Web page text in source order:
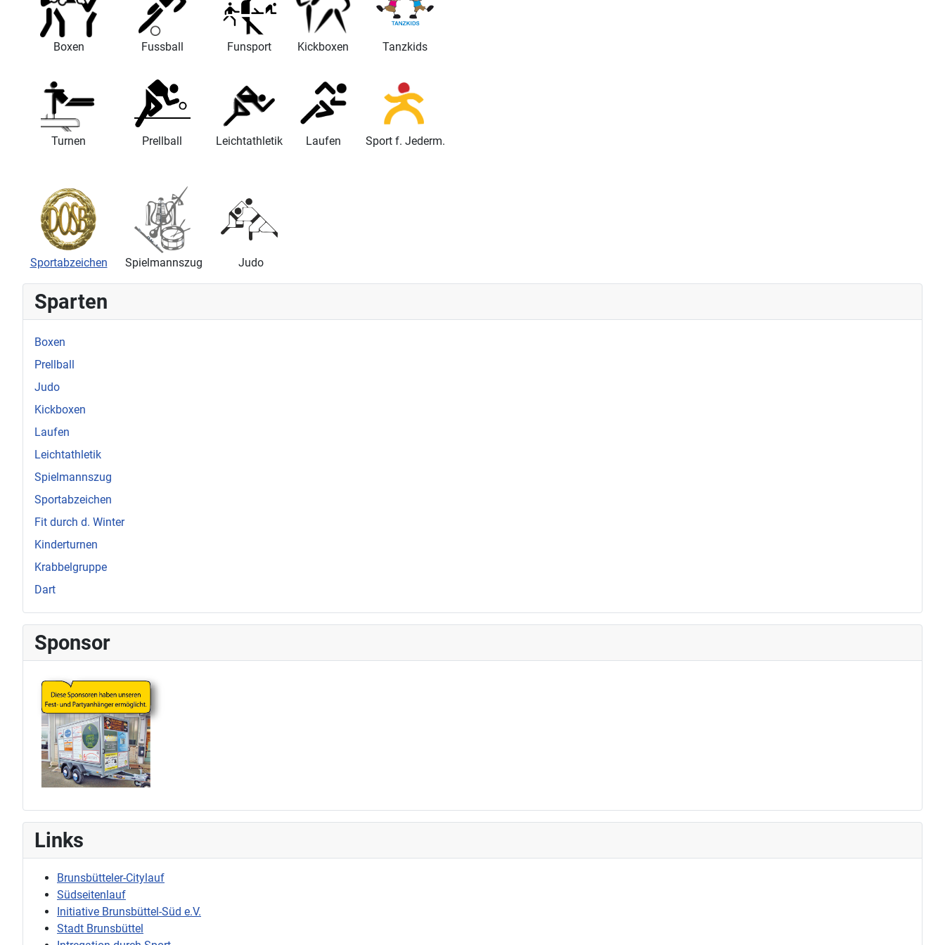
Sparten
Boxen
Prellball
Judo
Kickboxen
Laufen
Leichtathletik
Spielmannszug
Sportabzeichen
Fit durch d. Winter
Kinderturnen
Krabbelgruppe
Dart
Sponsor
Links
Brunsbütteler-Citylauf
Südseitenlauf
Initiative Brunsbüttel-Süd e.V.
Stadt Brunsbüttel
Boxen Fussball Funsport Kickboxen Tanzkids
Turnen Prellball Leichtathletik Laufen Sport f. Jederm.
Sportabzeichen Spielmannszug Judo